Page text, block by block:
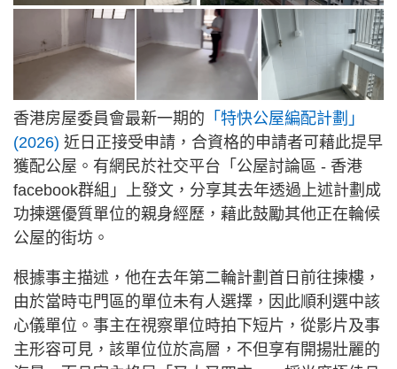
香港房屋委員會最新一期的 「特快公屋編配計劃」
(2026) 近日正接受申請，合資格的申請者可藉此提早
獲配公屋。有網民於社交平台「公屋討論區 - 香港
facebook群組」上發文，分享其去年透過上述計劃成
功揀選優質單位的親身經歷，藉此鼓勵其他正在輪候
公屋的街坊。
根據事主描述，他在去年第二輪計劃首日前往揀樓，
由於當時屯門區的單位未有人選擇，因此順利選中該
心儀單位。事主在視察單位時拍下短片，從影片及事
主形容可見，該單位位於高層，不但享有開揚壯麗的